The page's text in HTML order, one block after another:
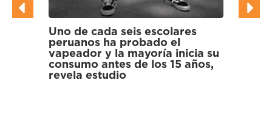
Uno de cada seis escolares
peruanos ha probado el
vapeador y la mayoría inicia su
consumo antes de los 15 años,
revela estudio